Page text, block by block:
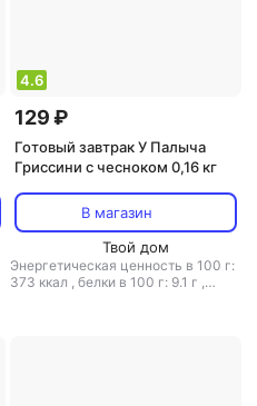
4.6
129 ₽
Готовый завтрак У Палыча
Гриссини с чесноком 0,16 кг
В магазин
Твой дом
Энергетическая ценность в 100 г:
373 ккал , белки в 100 г: 9.1 г ,